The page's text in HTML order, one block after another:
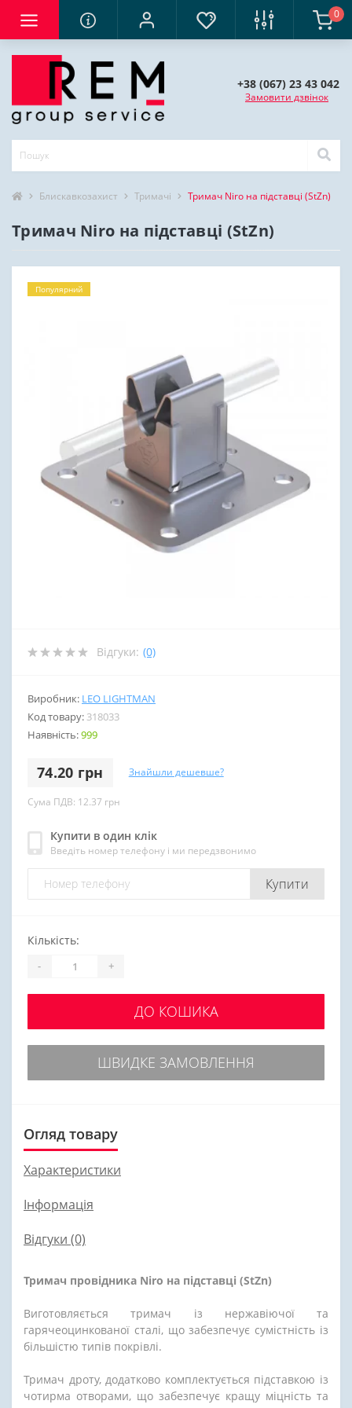
0
+38 (067) 23 43 042
Замовити дзвінок
Блискавкозахист Тримачі Тримач Niro на підставці (StZn)
Тримач Niro на підставці (StZn)
Популярний
Відгуки: (0)
Виробник: LEO LIGHTMAN
Код товару: 318033
Наявність:999
74.20 грн Знайшли дешевше?
Сума ПДВ: 12.37 грн
Купити в один клік
Введіть номер телефону і ми передзвонимо
Купити
Кількість:
- +
ДО КОШИКА
ШВИДКЕ ЗАМОВЛЕННЯ
Огляд товару
Характеристики
Інформація
Відгуки (0)
Тримач провідника Niro на підставці (StZn)
Виготовляється тримач із нержавіючої та
гарячеоцинкованої сталі, що забезпечує сумістність із
більшістю типів покрівлі.
Тримач дроту, додатково комплектується підставкою із
чотирма отворами, що забезпечує кращу міцність та